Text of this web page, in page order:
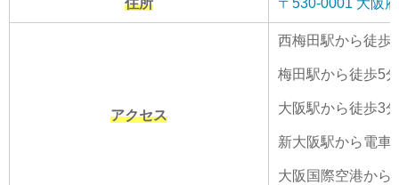
住所 〒530-0001 大阪
アクセス
西梅田駅から徒歩
梅田駅から徒歩5分
大阪駅から徒歩3分
新大阪駅から電車
大阪国際空港から